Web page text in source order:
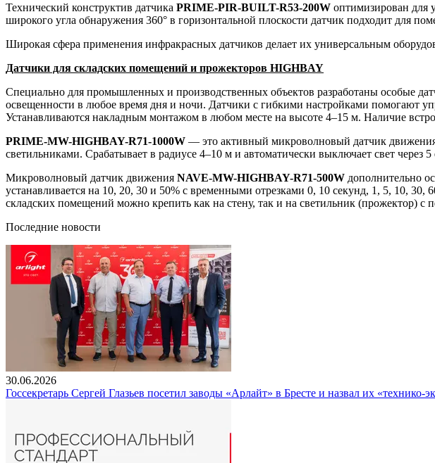
Технический конструктив датчика PRIME-PIR-BUILT-R53-200W оптимизирован для
широкого угла обнаружения 360° в горизонтальной плоскости датчик подходит для
Широкая сфера применения инфракрасных датчиков делает их универсальным
Датчики для складских помещений и прожекторов HIGHBAY
Специально для промышленных и производственных объектов разработаны особые
освещенности в любое время дня и ночи. Датчики с гибкими настройками помогают
Устанавливаются накладным монтажом в любом месте на высоте 4–15 м. Наличие
PRIME-MW-HIGHBAY-R71-1000W — это активный микроволновый датчик
светильниками. Срабатывает в радиусе 4–10 м и автоматически выключает свет через
Микроволновый датчик движения NAVE-MW-HIGHBAY-R71-500W дополнительно
устанавливается на 10, 20, 30 и 50% с временными отрезками 0, 10 секунд, 1, 5, 10,
складских помещений можно крепить как на стену, так и на светильник (прожектор)
Последние новости
30.06.2026
Госсекретарь Сергей Глазьев посетил заводы «Арлайт» в Бресте и назвал их «технико-